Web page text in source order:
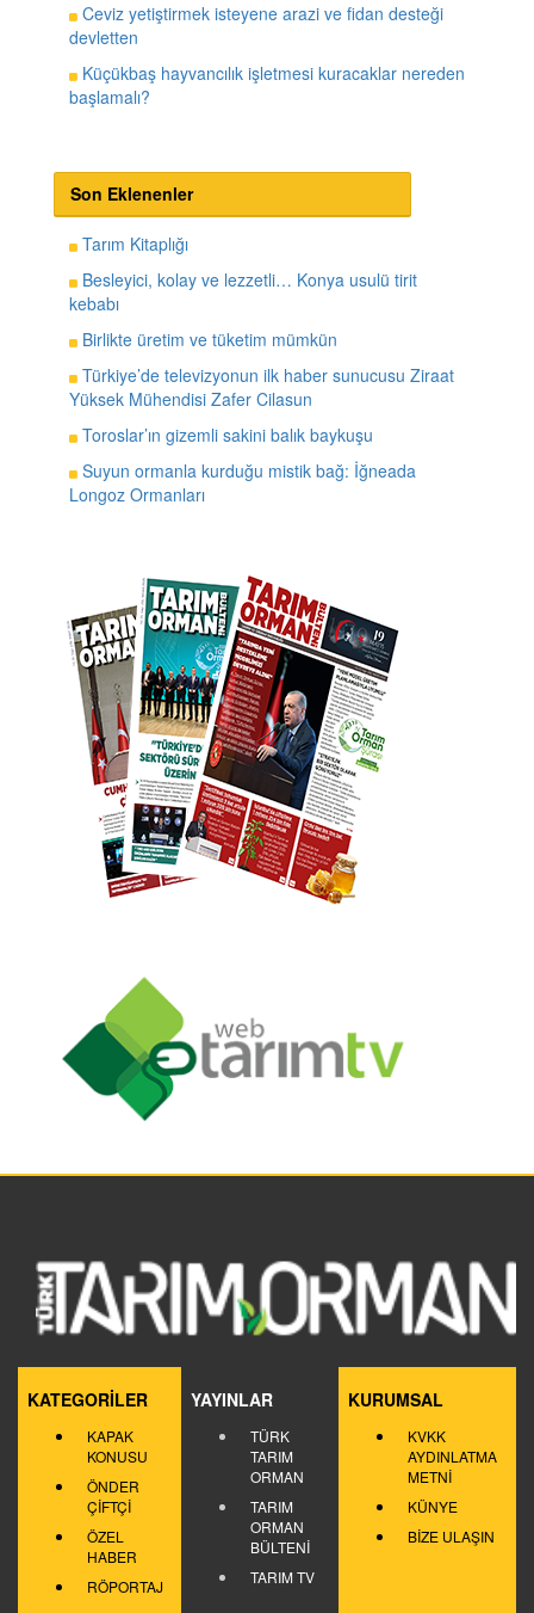
Ceviz yetiştirmek isteyene arazi ve fidan desteği
devletten
Küçükbaş hayvancılık işletmesi kuracaklar nereden
başlamalı?
Son Eklenenler
Tarım Kitaplığı
Besleyici, kolay ve lezzetli… Konya usulü tirit
kebabı
Birlikte üretim ve tüketim mümkün
Türkiye’de televizyonun ilk haber sunucusu Ziraat
Yüksek Mühendisi Zafer Cilasun
Toroslar’ın gizemli sakini balık baykuşu
Suyun ormanla kurduğu mistik bağ: İğneada
Longoz Ormanları
KATEGORİLER
KAPAK
KONUSU
ÖNDER
ÇİFTÇİ
ÖZEL
HABER
RÖPORTAJ
YAYINLAR
TÜRK
TARIM
ORMAN
TARIM
ORMAN
BÜLTENİ
TARIM TV
KURUMSAL
KVKK
AYDINLATMA
METNİ
KÜNYE
BİZE ULAŞIN